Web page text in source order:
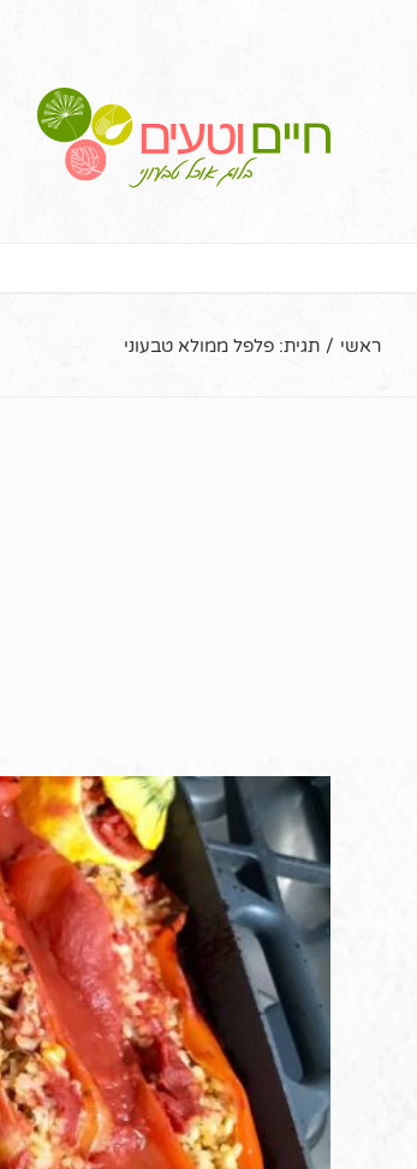
ראשי / תגית: פלפל ממולא טבעוני